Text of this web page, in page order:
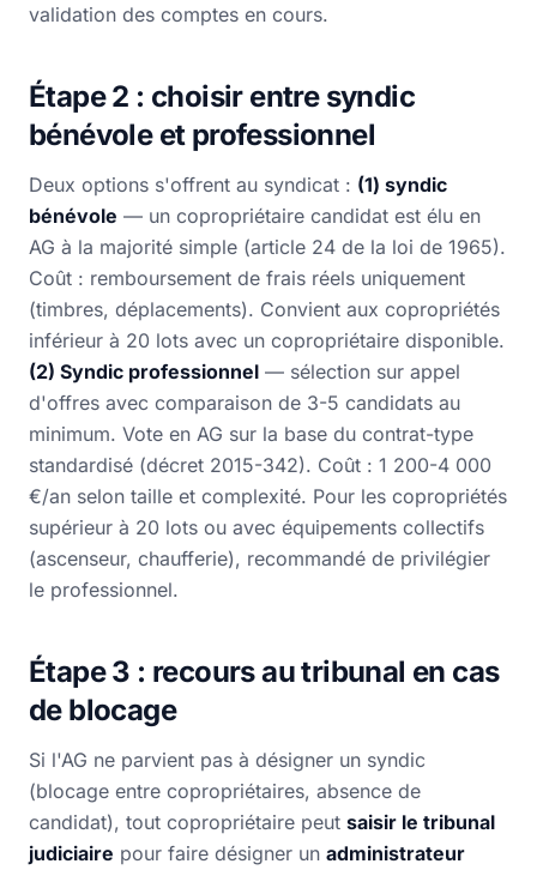
validation des comptes en cours.
Étape 2 : choisir entre syndic
bénévole et professionnel
Deux options s'offrent au syndicat : (1) syndic
bénévole — un copropriétaire candidat est élu en
AG à la majorité simple (article 24 de la loi de 1965).
Coût : remboursement de frais réels uniquement
(timbres, déplacements). Convient aux copropriétés
inférieur à 20 lots avec un copropriétaire disponible.
(2) Syndic professionnel — sélection sur appel
d'offres avec comparaison de 3-5 candidats au
minimum. Vote en AG sur la base du contrat-type
standardisé (décret 2015-342). Coût : 1 200-4 000
€/an selon taille et complexité. Pour les copropriétés
supérieur à 20 lots ou avec équipements collectifs
(ascenseur, chaufferie), recommandé de privilégier
le professionnel.
Étape 3 : recours au tribunal en cas
de blocage
Si l'AG ne parvient pas à désigner un syndic
(blocage entre copropriétaires, absence de
candidat), tout copropriétaire peut saisir le tribunal
judiciaire pour faire désigner un administrateur